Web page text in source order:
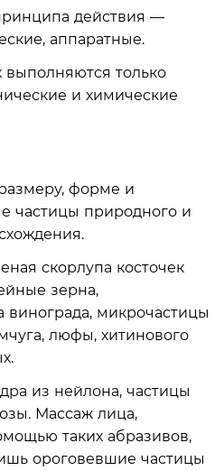
действия —
аппаратные.
только
и химические
форме и
частицы природного и
скорлупа косточек
зерна,
винограда, микрочастицы
люфы, хитинового
из нейлона, частицы
Массаж лица,
таких абразивов,
ороговевшие частицы